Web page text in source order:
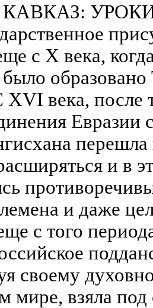
с Х века,
образовано
века, после
Евразии
перешла
и в
и даже
с того
своему
мире, взяла